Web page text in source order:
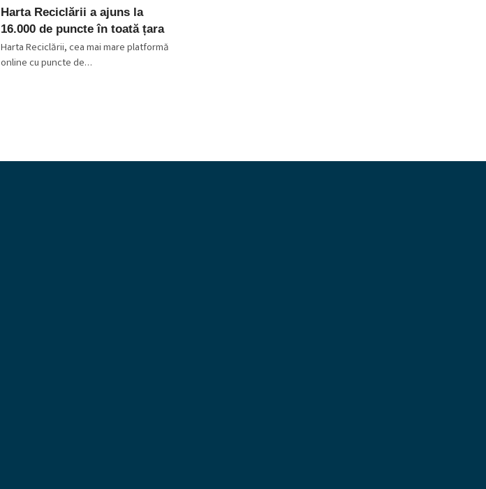
Harta Reciclării a ajuns la
16.000 de puncte în toată țara
Harta Reciclării, cea mai mare platformă
online cu puncte de…